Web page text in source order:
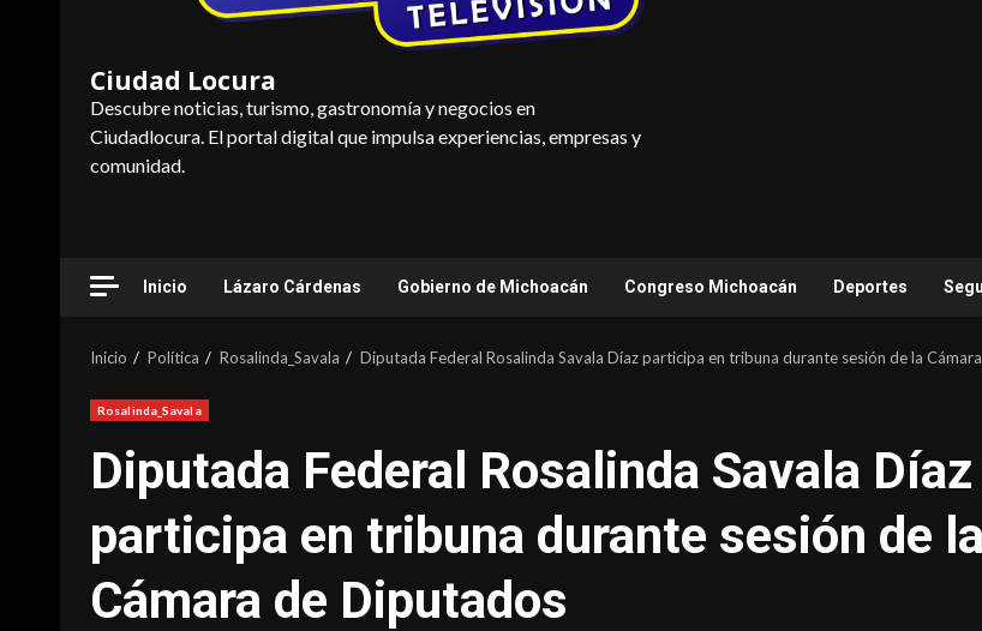
Ciudad Locura
Descubre noticias, turismo, gastronomía y negocios en
Ciudadlocura. El portal digital que impulsa experiencias, empresas y
comunidad.
Inicio Lázaro Cárdenas Gobierno de Michoacán Congreso Michoacán Deportes
Inicio Política Rosalinda_Savala Diputada Federal Rosalinda Savala Díaz participa en tribuna durante sesión de la
Rosalinda_Savala
Diputada Federal Rosalinda Savala Díaz
participa en tribuna durante sesión de la
Cámara de Diputados